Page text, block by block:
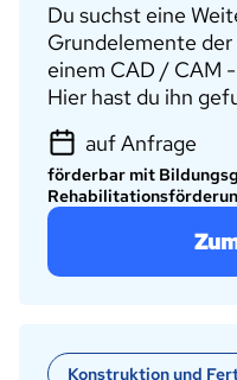
Du suchst eine
Grundelemente
einem CAD / CAM
Hier hast du ihn
auf Anfrage
förderbar mit
Konstruktion und